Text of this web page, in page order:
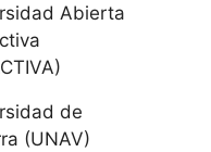
de
Abierta
de
(UNAV)